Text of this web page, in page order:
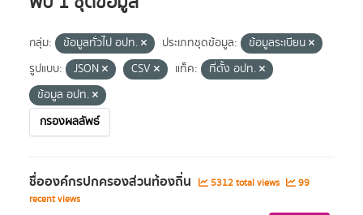
กลุ่ม: ข้อมูลทั่วไป อปท. ประเภทชุดข้อมูล:
ข้อมูลระเบียน
รูปแบบ:
JSON CSV แท็ค:
ที่ตั้ง อปท.
ข้อมูล อปท.
กรองผลลัพธ์
ชื่อองค์กรปกครองส่วนท้องถิ่น 5312 total views
99
recent views